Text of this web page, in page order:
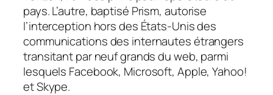
pays. L’autre, baptisé Prism, autorise
l’interception hors des États-Unis des
communications des internautes étrangers
transitant par neuf grands du web, parmi
lesquels Facebook, Microsoft, Apple, Yahoo!
et Skype.